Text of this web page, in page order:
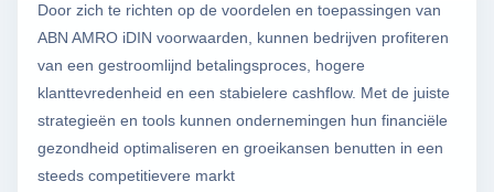
Door zich te richten op de voordelen en toepassingen van
ABN AMRO iDIN voorwaarden, kunnen bedrijven profiteren
van een gestroomlijnd betalingsproces, hogere
klanttevredenheid en een stabielere cashflow. Met de juiste
strategieën en tools kunnen ondernemingen hun financiële
gezondheid optimaliseren en groeikansen benutten in een
steeds competitievere markt